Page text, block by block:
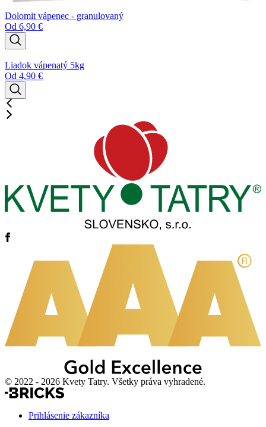
Dolomit vápenec - granulovaný
Od 6,90 €
Liadok vápenatý 5kg
Od 4,90 €
© 2022 - 2026 Kvety Tatry. Všetky práva vyhradené.
Prihlásenie zákazníka